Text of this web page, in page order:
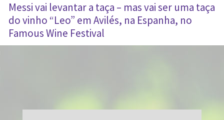
Messi vai levantar a taça – mas vai ser uma taça
do vinho “Leo” em Avilés, na Espanha, no
Famous Wine Festival